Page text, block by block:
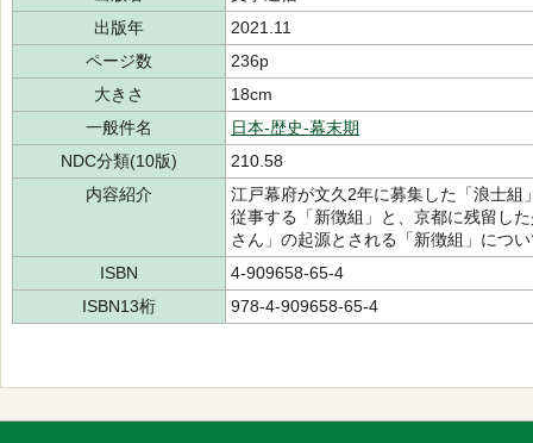
出版年
2021.11
ページ数
236p
大きさ
18cm
一般件名
日本-歴史-幕末期
NDC分類(10版)
210.58
内容紹介
江戸幕府が文久2年に募集した「浪士
従事する「新徴組」と、京都に残留し
さん」の起源とされる「新徴組」につ
ISBN
4-909658-65-4
ISBN13桁
978-4-909658-65-4